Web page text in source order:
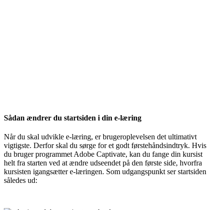
Sådan ændrer du startsiden i din e-læring
Når du skal udvikle e-læring, er brugeroplevelsen det ultimativt
vigtigste. Derfor skal du sørge for et godt førstehåndsindtryk. Hvis
du bruger programmet Adobe Captivate, kan du fange din kursist
helt fra starten ved at ændre udseendet på den første side, hvorfra
kursisten igangsætter e-læringen. Som udgangspunkt ser startsiden
således ud: